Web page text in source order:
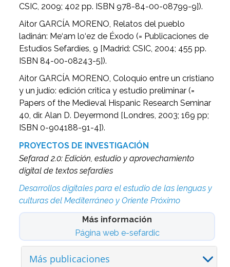
CSIC, 2009; 402 pp. ISBN 978-84-00-08799-9]).
Aitor GARCÍA MORENO, Relatos del pueblo
ladinán: Me‘am lo‘ez de Éxodo (= Publicaciones de
Estudios Sefardíes, 9 [Madrid: CSIC, 2004; 455 pp.
ISBN 84-00-08243-5]).
Aitor GARCÍA MORENO, Coloquio entre un cristiano
y un judío: edición critica y estudio preliminar (=
Papers of the Medieval Hispanic Research Seminar
40, dir. Alan D. Deyermond [Londres, 2003; 169 pp;
ISBN 0-904188-91-4]).
PROYECTOS DE INVESTIGACIÓN
Sefarad 2.0: Edición, estudio y aprovechamiento
digital de textos sefardíes
Desarrollos digitales para el estudio de las lenguas y
culturas del Mediterráneo y Oriente Próximo
Más información
Página web e-sefardic
Más publicaciones